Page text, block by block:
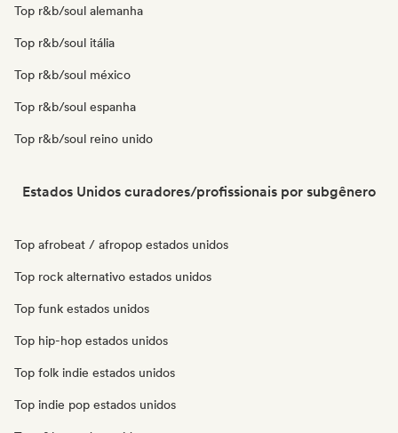
Top r&b/soul alemanha
Top r&b/soul itália
Top r&b/soul méxico
Top r&b/soul espanha
Top r&b/soul reino unido
Estados Unidos curadores/profissionais por subgênero
Top afrobeat / afropop estados unidos
Top rock alternativo estados unidos
Top funk estados unidos
Top hip-hop estados unidos
Top folk indie estados unidos
Top indie pop estados unidos